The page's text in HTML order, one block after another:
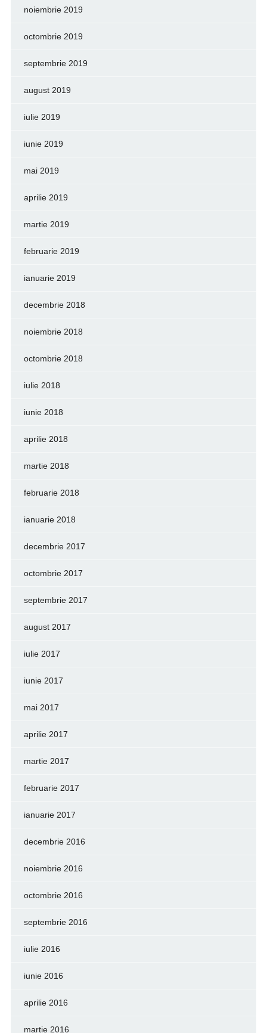
noiembrie 2019
octombrie 2019
septembrie 2019
august 2019
iulie 2019
iunie 2019
mai 2019
aprilie 2019
martie 2019
februarie 2019
ianuarie 2019
decembrie 2018
noiembrie 2018
octombrie 2018
iulie 2018
iunie 2018
aprilie 2018
martie 2018
februarie 2018
ianuarie 2018
decembrie 2017
octombrie 2017
septembrie 2017
august 2017
iulie 2017
iunie 2017
mai 2017
aprilie 2017
martie 2017
februarie 2017
ianuarie 2017
decembrie 2016
noiembrie 2016
octombrie 2016
septembrie 2016
iulie 2016
iunie 2016
aprilie 2016
martie 2016